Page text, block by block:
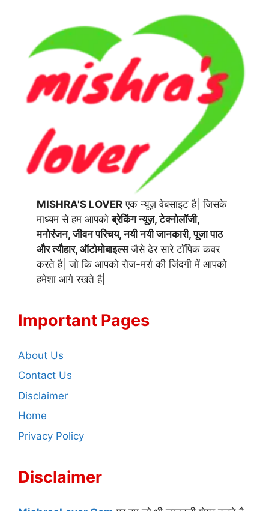
MISHRA'S LOVER एक न्यूज़ वेबसाइट है| जिसके
माध्यम से हम आपकोब्रेकिंग न्यूज़, टेक्नोलॉजी,
मनोरंजन, जीवन परिचय, नयी नयी जानकारी, पूजा पाठ
और त्यौहार, ऑटोमोबाइल्सजैसे ढेर सारे टॉपिक कवर
करते है| जो कि आपको रोज-मर्रा की जिंदगी में आपको
हमेशा आगे रखते है|
Important Pages
About Us
Contact Us
Disclaimer
Home
Privacy Policy
Disclaimer